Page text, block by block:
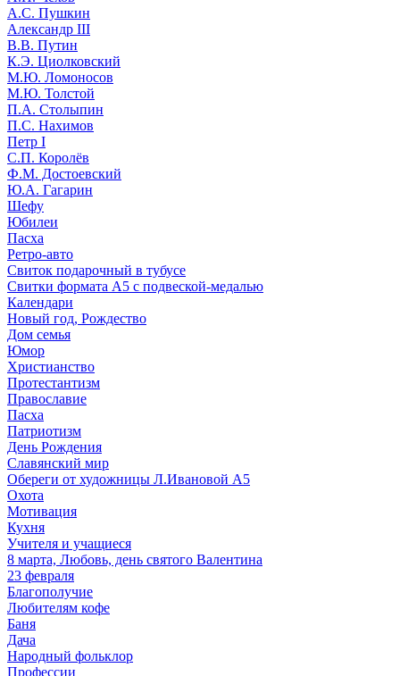
А.С. Пушкин
Александр III
В.В. Путин
К.Э. Циолковский
М.Ю. Ломоносов
М.Ю. Толстой
П.А. Столыпин
П.С. Нахимов
Петр I
С.П. Королёв
Ф.М. Достоевский
Ю.А. Гагарин
Шефу
Юбилеи
Пасха
Ретро-авто
Свиток подарочный в тубусе
Свитки формата А5 с подвеской-медалью
Календари
Новый год, Рождество
Дом семья
Юмор
Христианство
Протестантизм
Православие
Пасха
Патриотизм
День Рождения
Славянский мир
Обереги от художницы Л.Ивановой А5
Охота
Мотивация
Кухня
Учителя и учащиеся
8 марта, Любовь, день святого Валентина
23 февраля
Благополучие
Любителям кофе
Баня
Дача
Народный фольклор
Профессии